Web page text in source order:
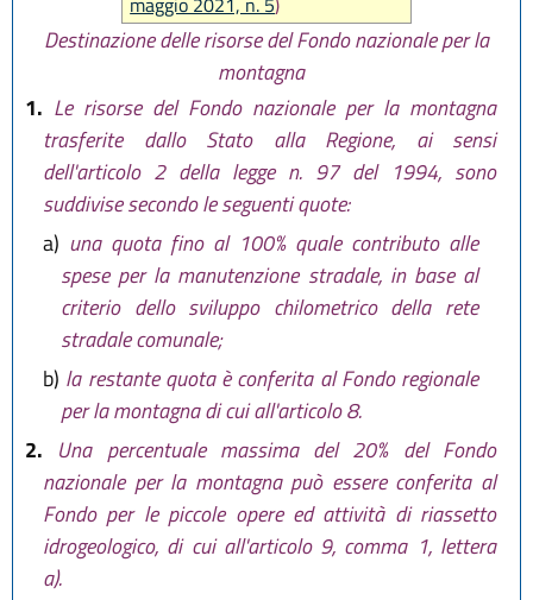
31 luglio 2020, n. 3)
Destinazione delle risorse del Fondo nazionale per la
montagna
1. Le risorse del Fondo nazionale per la montagna
trasferite dallo Stato alla Regione, ai sensi
dell'articolo 2 della legge n. 97 del 1994, sono
suddivise secondo le seguenti quote:
a) una quota fino al 100% quale contributo alle
spese per la manutenzione stradale, in base al
criterio dello sviluppo chilometrico della rete
stradale comunale;
b) la restante quota è conferita al Fondo regionale
per la montagna di cui all'articolo 8.
2. Una percentuale massima del 20% del Fondo
nazionale per la montagna può essere conferita al
Fondo per le piccole opere ed attività di riassetto
idrogeologico, di cui all'articolo 9, comma 1, lettera
a).